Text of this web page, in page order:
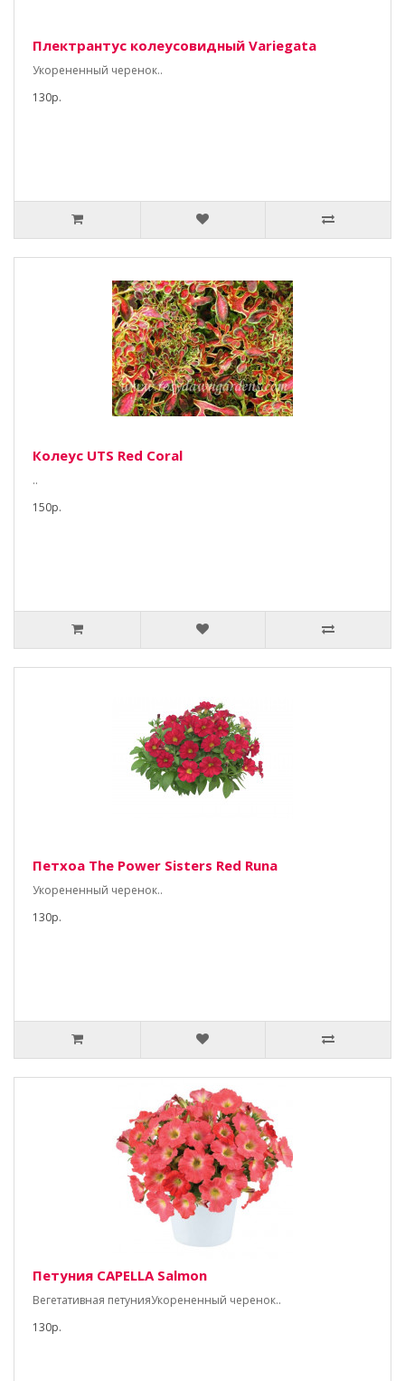
Плектрантус колеусовидный Variegata
Укорененный черенок..
130р.
Колеус UTS Red Coral
..
150р.
Петхоа The Power Sisters Red Runa
Укорененный черенок..
130р.
Петуния CAPELLA Salmon
Вегетативная петунияУкорененный черенок..
130р.